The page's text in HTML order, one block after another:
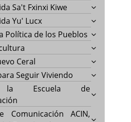
Sa't Fxinxi Kiwe
Yu' Lucx
Política de los Pueblos
Ceral
Seguir Viviendo
la Escuela de
Comunicación ACIN,